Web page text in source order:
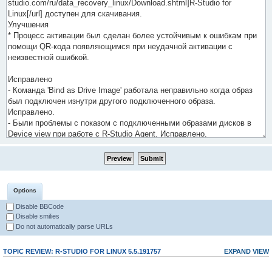
Options
Disable BBCode
Disable smilies
Do not automatically parse URLs
EXPAND VIEW
TOPIC REVIEW: R-STUDIO FOR LINUX 5.5.191757